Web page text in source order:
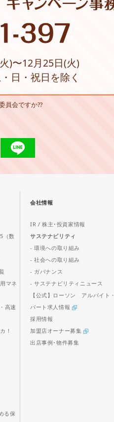
)〜12月25日(火)
日・祝日を除く
員会ですか??
（数
マネ
高速
！
る保
会社情報
IR / 株主･投資家情報
サステナビリティ
- 環境への取り組み
- 社会への取り組み
- ガバナンス
- サステナビリティニュース
【公式】ローソン アルバイト・
パート求人情報
採用情報
加盟店オーナー募集
出店事例･物件募集